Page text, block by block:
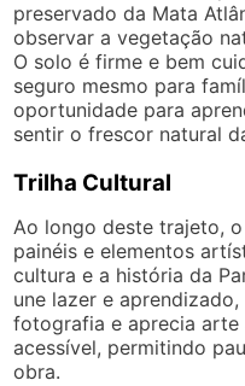
preservado da Mata
observar a vegetação
O solo é firme e bem
seguro mesmo para
oportunidade para
sentir o frescor natural
Trilha Cultural
Ao longo deste trajeto,
painéis e elementos
cultura e a história da
une lazer e
fotografia e aprecia arte
acessível, permitindo
obra.